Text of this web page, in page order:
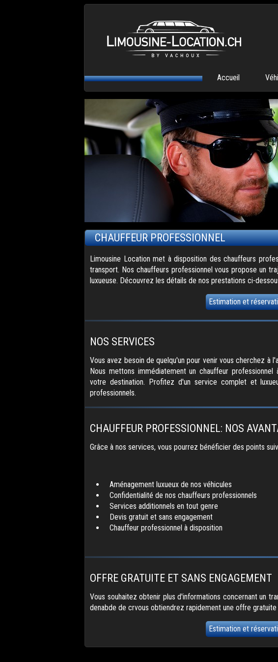
MENU PRINCIPAL Accueil
CHAUFFEUR PROFESSIONNEL
Limousine Location met à disposition des chauffeurs
transport. Nos chauffeurs professionnel vous propose un
luxueuse. Découvrez les détails de nos prestations ci-
Estimation et
NOS SERVICES
Vous avez besoin de quelqu'un pour venir vous cherchez à
Nous mettons immédiatement un chauffeur
votre destination. Profitez d'un service complet et
professionnels.
CHAUFFEUR PROFESSIONNEL: NOS
Grâce à nos services, vous pourrez bénéficier des points
Aménagement luxueux de nos véhicules
Confidentialité de nos chauffeurs professionnels
Services additionnels en tout genre
Devis gratuit et sans engagement
Chauffeur professionnel à disposition
OFFRE GRATUITE ET SANS ENGAGEMENT
Vous souhaitez obtenir plus d'informations concernant un
denabde de crvous obtiendrez rapidement une offre
Estimation et